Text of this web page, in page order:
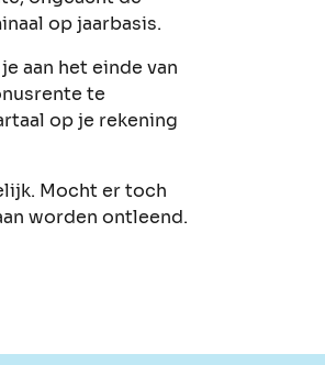
op jaarbasis.
aan het einde van
te
op je rekening
Mocht er toch
worden ontleend.